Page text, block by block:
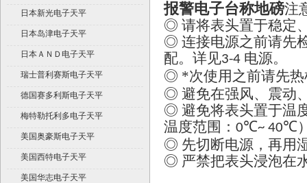
日本新光电子天平
日本岛津电子天平
日本ＡＮＤ电子天平
瑞士普利赛斯电子天平
德国赛多利斯电子天平
梅特勒托利多电子天平
美国奥豪斯电子天平
美国西特电子天平
美国华志电子天平
报警电子台称地磅注
◎ 请将表头置于稳定
◎ 连接电源之前请先
配。详见3-4 电源。
◎ *次使用之前请先热
◎ 避免在强风、震动
◎ 避免将表头置于温
温度范围： 0℃~ 40℃
◎ 先切断电源，再用
◎ 严禁把表头浸泡在